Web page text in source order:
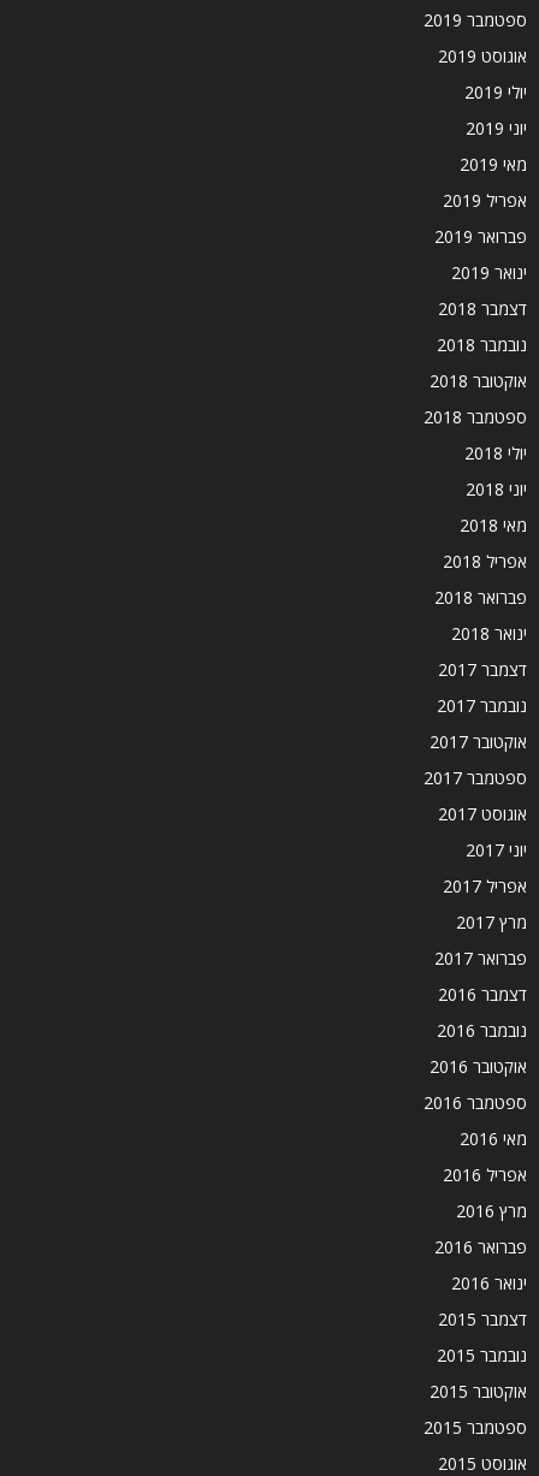
ספטמבר 2019
אוגוסט 2019
יולי 2019
יוני 2019
מאי 2019
אפריל 2019
פברואר 2019
ינואר 2019
דצמבר 2018
נובמבר 2018
אוקטובר 2018
ספטמבר 2018
יולי 2018
יוני 2018
מאי 2018
אפריל 2018
פברואר 2018
ינואר 2018
דצמבר 2017
נובמבר 2017
אוקטובר 2017
ספטמבר 2017
אוגוסט 2017
יוני 2017
אפריל 2017
מרץ 2017
פברואר 2017
דצמבר 2016
נובמבר 2016
אוקטובר 2016
ספטמבר 2016
מאי 2016
אפריל 2016
מרץ 2016
פברואר 2016
ינואר 2016
דצמבר 2015
נובמבר 2015
אוקטובר 2015
ספטמבר 2015
אוגוסט 2015